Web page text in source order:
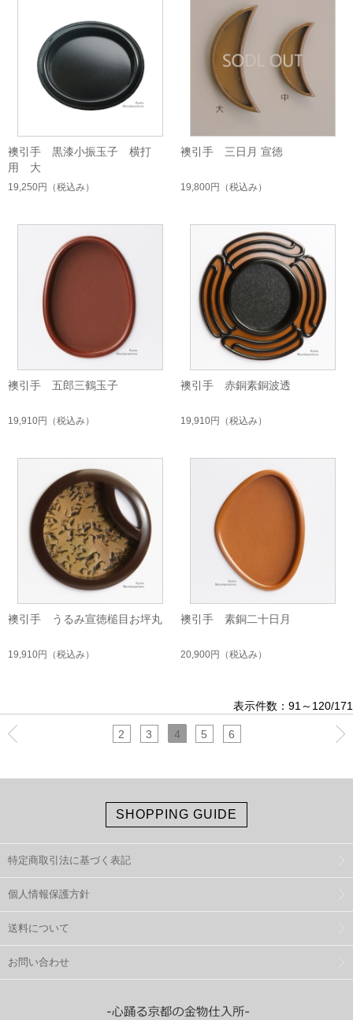
襖引手 黒漆小振玉子 横打
用 大
19,250円 （税込み）
襖引手 三日月 宣徳
19,800円 （税込み）
襖引手 五郎三鶴玉子
19,910円 （税込み）
襖引手 赤銅素銅波透
19,910円 （税込み）
襖引手 うるみ宣徳槌目お坪丸
19,910円 （税込み）
襖引手 素銅二十日月
20,900円 （税込み）
表示件数：91～120/171
2 3 4 5 6
SHOPPING GUIDE
特定商取引法に基づく表記
個人情報保護方針
送料について
お問い合わせ